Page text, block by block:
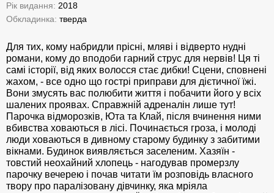
Рік видання: 2018
Обкладинка: тверда
Для тих, кому набридли прісні, мляві і відверто нудні
романи, кому до вподоби гарний струс для нервів! Ця ті
самі історії, від яких волосся стає дибки! Сцени, сповнені
жахом, - все одно що гострі приправи для дієтичної їжі.
Вони змусять вас полюбити життя і побачити його у всіх
шалених проявах. Справжній адреналін лише тут!
Парочка відморозків, Юта та Клай, після вчинення ними
вбивства ховаються в лісі. Починається гроза, і молоді
люди ховаються в дивному старому будинку з забитими
вікнами. Будинок виявляється заселеним. Хазяїн -
товстий неохайний хлопець - нагодував промерзлу
парочку вечерею і почав читати їм розповідь власного
твору про паралізовану дівчинку, яка мріяла